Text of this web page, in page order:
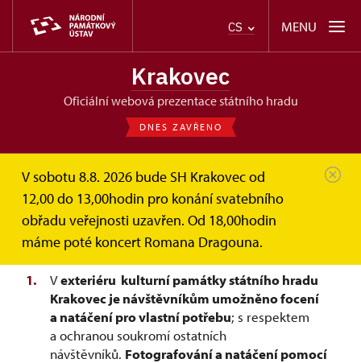
CS MENU
Krakovec
oficiální webová prezentace státního hradu
DNES ZAVŘENO
V sobotu 8.8. 2026 bude SH Krakovec od
12,00 do 13,00hodin pro konání svatebního
obřadu veřejnosti uzavřen. Od 18,00hodin
máme poté koncert Romana Dragouna.
Krakovec
Informace pro návštěvníky
Focení a natáčení
Focení a natáčení návštěvníky
Vexteriéru kulturní památky státního hradu
Krakovecje návštěvníkům umožněno focení
a natáčení pro vlastní potřebu; s respektem
a ochranou soukromí ostatních
návštěvníků. Fotografování a natáčení pomocí